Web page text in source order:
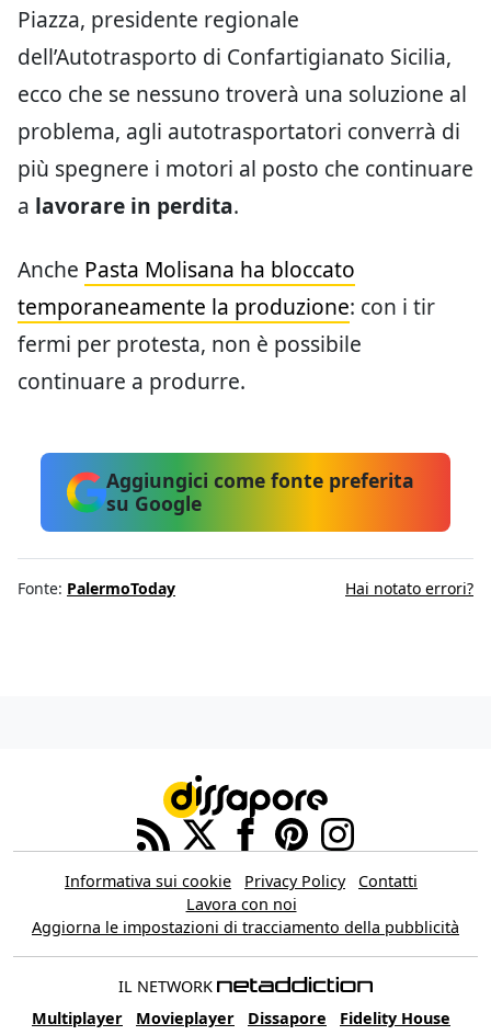
Piazza, presidente regionale
dell’Autotrasporto di Confartigianato Sicilia,
ecco che se nessuno troverà una soluzione al
problema, agli autotrasportatori converrà di
più spegnere i motori al posto che continuare
a lavorare in perdita.
Anche Pasta Molisana ha bloccato
temporaneamente la produzione: con i tir
fermi per protesta, non è possibile
continuare a produrre.
Aggiungici come fonte preferita
su Google
Fonte: PalermoToday Hai notato errori?
Informativa sui cookie Privacy Policy
Contatti
Lavora con noi
Aggiorna le impostazioni di tracciamento della pubblicità
IL NETWORK
Multiplayer
Movieplayer Dissapore
Fidelity House